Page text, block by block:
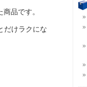
品です。
だけラクにな